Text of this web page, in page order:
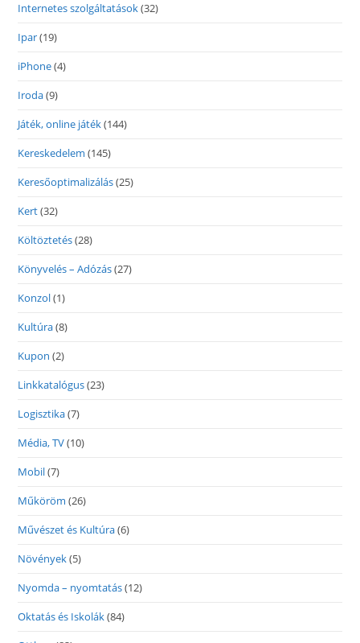
Internetes szolgáltatások(32)
Ipar(19)
iPhone(4)
Iroda(9)
Játék, online játék(144)
Kereskedelem (145)
Keresőoptimalizálás(25)
Kert(32)
Költöztetés(28)
Könyvelés – Adózás(27)
Konzol(1)
Kultúra(8)
Kupon (2)
Linkkatalógus(23)
Logisztika(7)
Média, TV(10)
Mobil(7)
Műköröm (26)
Művészet és Kultúra(6)
Növények(5)
Nyomda – nyomtatás(12)
Oktatás és Iskolák(84)